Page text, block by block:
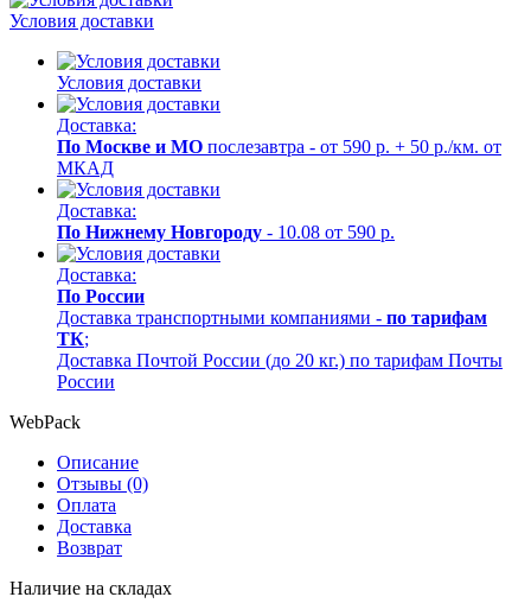
Условия доставки
Условия доставки
Доставка:
По Москве и МО послезавтра - от 590 р. + 50 р./км. от
МКАД
Доставка:
По Нижнему Новгороду - 10.08 от 590 р.
Доставка:
По России
Доставка транспортными компаниями - по тарифам
ТК;
Доставка Почтой России (до 20 кг.) по тарифам Почты
России
WebPack
Описание
Отзывы (0)
Оплата
Доставка
Возврат
Наличие на складах